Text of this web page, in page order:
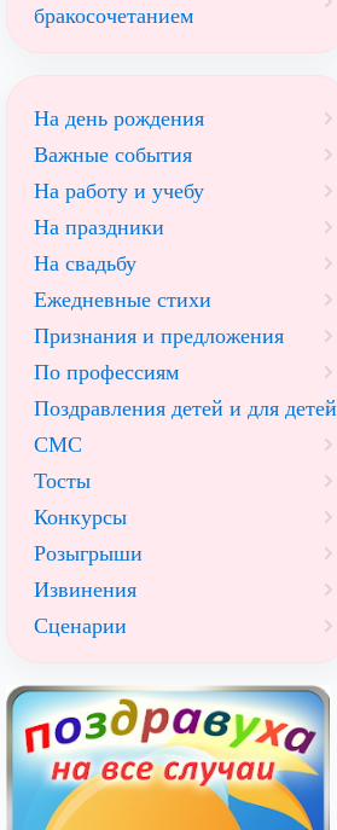
бракосочетанием
На день рождения
Важные события
На работу и учебу
На праздники
На свадьбу
Ежедневные стихи
Признания и предложения
По профессиям
Поздравления детей и для детей
СМС
Тосты
Конкурсы
Розыгрыши
Извинения
Сценарии